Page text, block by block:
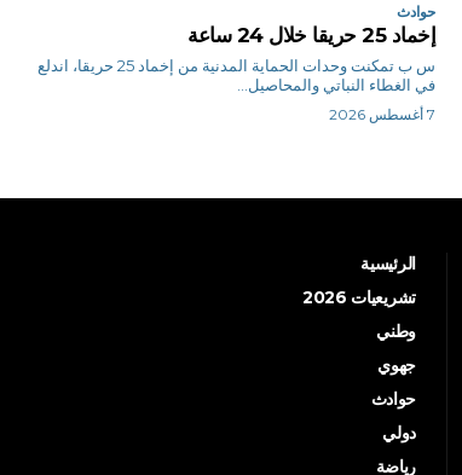
حوادث
إخماد 25 حريقا خلال 24 ساعة
س ب تمكنت وحدات الحماية المدنية من إخماد 25 حريقا، اندلع
في الغطاء النباتي والمحاصيل...
7 أغسطس 2026
الرئيسية
تشريعيات 2026
وطني
جهوي
حوادث
دولي
رياضة